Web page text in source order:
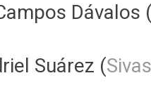
Dávalos
Suárez (